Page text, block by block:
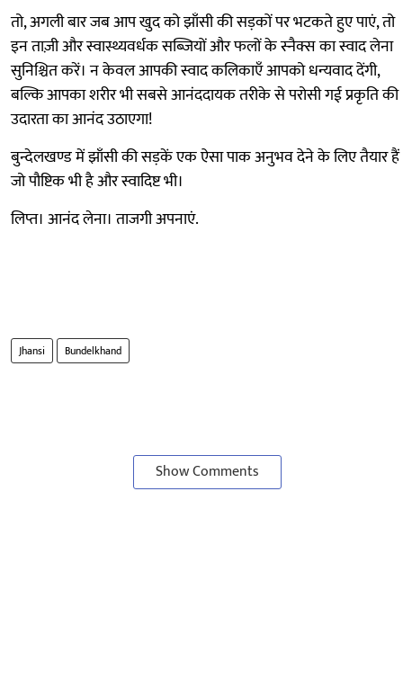
तो, अगली बार जब आप खुद को झाँसी की सड़कों पर भटकते हुए पाएं, तो
इन ताज़ी और स्वास्थ्यवर्धक सब्जियों और फलों के स्नैक्स का स्वाद लेना
सुनिश्चित करें। न केवल आपकी स्वाद कलिकाएँ आपको धन्यवाद देंगी,
बल्कि आपका शरीर भी सबसे आनंददायक तरीके से परोसी गई प्रकृति की
उदारता का आनंद उठाएगा!
बुन्देलखण्ड में झाँसी की सड़कें एक ऐसा पाक अनुभव देने के लिए तैयार हैं
जो पौष्टिक भी है और स्वादिष्ट भी।
लिप्त। आनंद लेना। ताजगी अपनाएं.
Jhansi Bundelkhand
Show Comments